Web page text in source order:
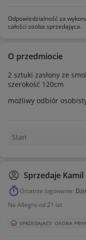
Odpowiedzialność za
całości osoba sprzedająca.
O przedmiocie
2 sztuki zasłony ze
szerokość 120cm
możliwy odbiór
Stan
Sprzedaje Kamil
Ostatnie logowanie:
Na Allegro od 21 lat
SPRZEDAJĄCY: OSOBA